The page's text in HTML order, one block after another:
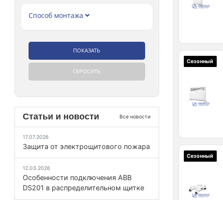
Сезонный
Сезонный
Способ монтажа
Статьи и новости Все новости
17.07.2026
Защита от электрощитового пожара
12.03.2026
Особенности подключения ABB
DS201 в распределительном щитке